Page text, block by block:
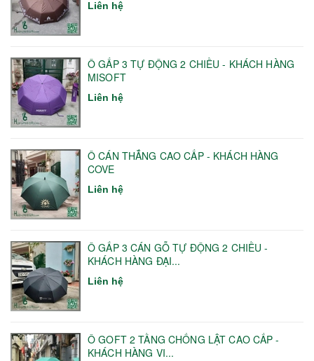
Liên hệ
Ô GẤP 3 TỰ ĐỘNG 2 CHIỀU - KHÁCH HÀNG
MISOFT
Liên hệ
Ô CÁN THẲNG CAO CẤP - KHÁCH HÀNG
COVE
Liên hệ
Ô GẤP 3 CÁN GỖ TỰ ĐỘNG 2 CHIỀU -
KHÁCH HÀNG ĐẠI...
Liên hệ
Ô GOFT 2 TẦNG CHỐNG LẬT CAO CẤP -
KHÁCH HÀNG VI...